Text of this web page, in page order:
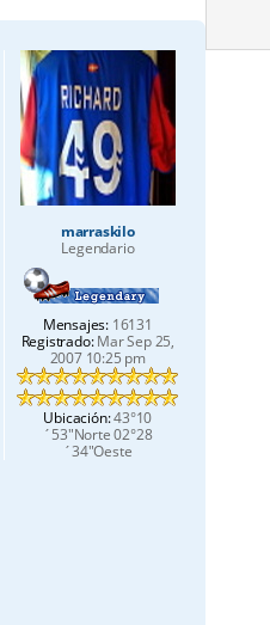
marraskilo
Legendario
Mensajes: 16131
Registrado:Mar Sep 25,
2007 10:25 pm
Ubicación:43°10
´53"Norte 02°28
´34"Oeste